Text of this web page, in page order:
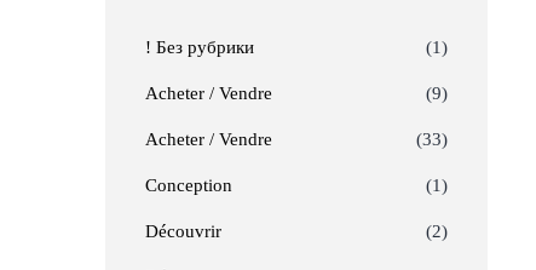
! Без рубрики (1)
Acheter / Vendre (9)
Acheter / Vendre (33)
Conception (1)
Découvrir (2)